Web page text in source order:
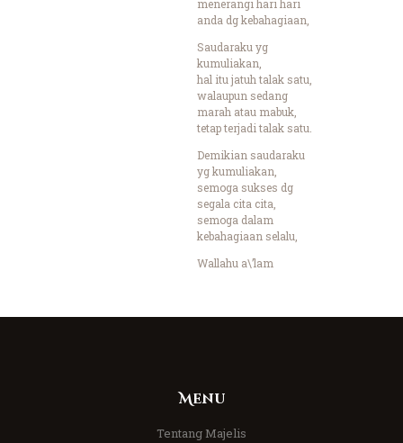
menerangi hari hari
anda dg kebahagiaan,
Saudaraku yg
kumuliakan,
hal itu jatuh talak satu,
walaupun sedang
marah atau mabuk,
tetap terjadi talak satu.
Demikian saudaraku
yg kumuliakan,
semoga sukses dg
segala cita cita,
semoga dalam
kebahagiaan selalu,
Wallahu a\’lam
Menu
Tentang Majelis